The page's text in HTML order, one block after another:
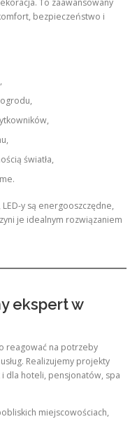
To zaawansowany
bezpieczeństwo i
światła,
y są energooszczędne,
je idealnym rozwiązaniem
ekspert w
reagować na potrzeby
Realizujemy projekty
dla hoteli, pensjonatów, spa
miejscowościach,